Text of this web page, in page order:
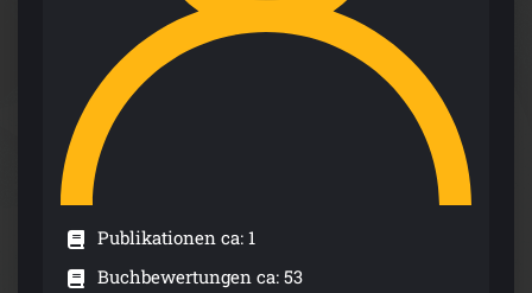
Publikationen ca: 1
Buchbewertungen ca: 53